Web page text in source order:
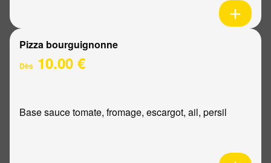
Pizza bourguignonne
Dès 10.00 €
Base sauce tomate, fromage, escargot, ail, persil